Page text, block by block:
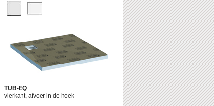
TUB-EQ
vierkant, afvoer in de hoek